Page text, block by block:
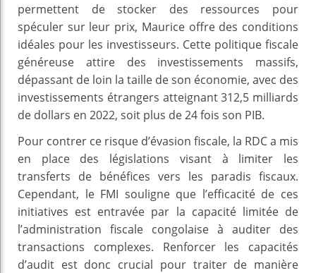
permettent de stocker des ressources pour
spéculer sur leur prix, Maurice offre des conditions
idéales pour les investisseurs. Cette politique fiscale
généreuse attire des investissements massifs,
dépassant de loin la taille de son économie, avec des
investissements étrangers atteignant 312,5 milliards
de dollars en 2022, soit plus de 24 fois son PIB.
Pour contrer ce risque d’évasion fiscale, la RDC a mis
en place des législations visant à limiter les
transferts de bénéfices vers les paradis fiscaux.
Cependant, le FMI souligne que l’efficacité de ces
initiatives est entravée par la capacité limitée de
l’administration fiscale congolaise à auditer des
transactions complexes. Renforcer les capacités
d’audit est donc crucial pour traiter de manière